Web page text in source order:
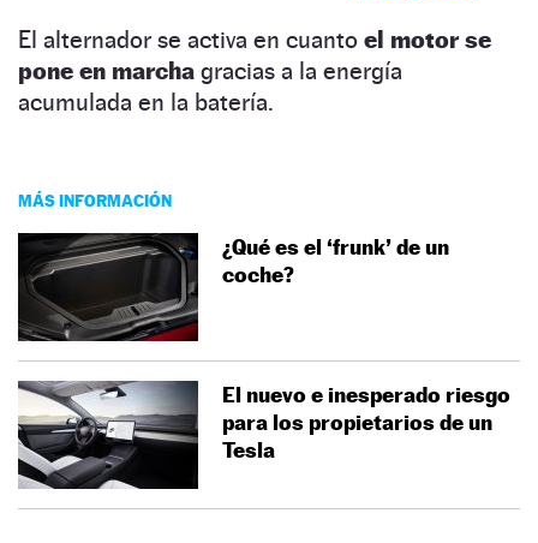
El alternador se activa en cuanto el motor se
pone en marcha gracias a la energía
acumulada en la batería.
MÁS INFORMACIÓN
¿Qué es el ‘frunk’ de un
coche?
El nuevo e inesperado riesgo
para los propietarios de un
Tesla